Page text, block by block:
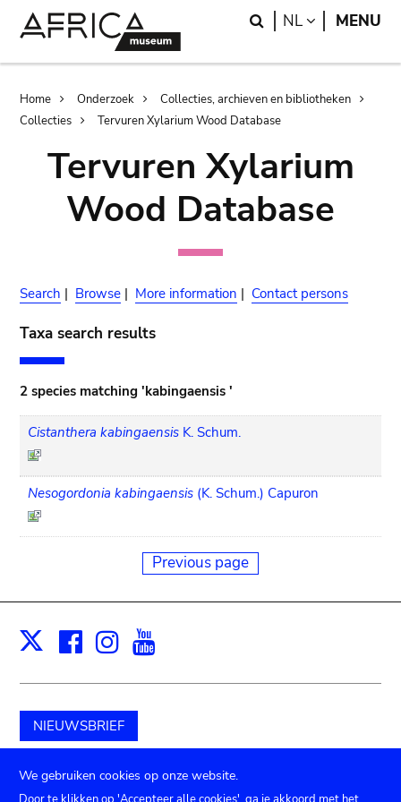
Search
NL LANGUAGE
MENU
Breadcrumb
Home Onderzoek
Collecties, archieven en bibliotheken
Collecties
Tervuren Xylarium Wood Database
Tervuren Xylarium
Wood Database
Search | Browse | More information | Contact persons
Taxa search results
2 species matching 'kabingaensis '
Cistanthera kabingaensis K. Schum.
Nesogordonia kabingaensis (K. Schum.) Capuron
Previous page
X Facebook
Instagram
NIEUWSBRIEF
Schenk aan het museum
We gebruiken cookies op onze website.